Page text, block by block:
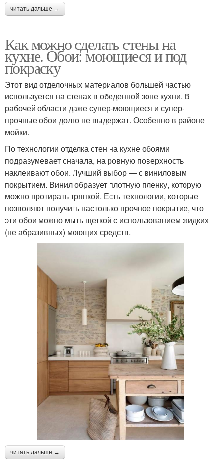
читать дальше →
Как можно сделать стены на
кухне. Обои: моющиеся и под
покраску
Этот вид отделочных материалов большей частью
используется на стенах в обеденной зоне кухни. В
рабочей области даже супер-моющиеся и супер-
прочные обои долго не выдержат. Особенно в районе
мойки.
По технологии отделка стен на кухне обоями
подразумевает сначала, на ровную поверхность
наклеивают обои. Лучший выбор — с виниловым
покрытием. Винил образует плотную пленку, которую
можно протирать тряпкой. Есть технологии, которые
позволяют получить настолько прочное покрытие, что
эти обои можно мыть щеткой с использованием жидких
(не абразивных) моющих средств.
читать дальше →